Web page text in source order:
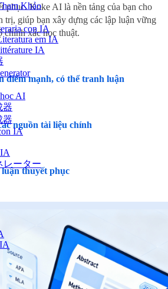
Khảo
con IA
em IA
IA
AI
器
器
IA
レーター
phục. Koke AI là nền tảng của bạn cho
trị, giúp bạn xây dựng các lập luận vững
chính xác học thuật.
điểm mạnh, có thể tranh luận
nguồn tài liệu chính
luận thuyết phục